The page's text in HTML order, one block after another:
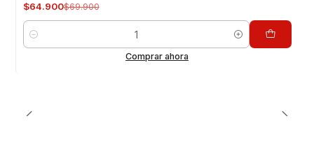
$64.900$69.900
Cantidad
Comprar ahora